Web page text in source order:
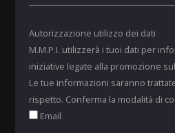
Autorizzazione utilizzo dei dati
M.M.P.I. utilizzerà i tuoi dati per
iniziative legate alla promozione
Le tue informazioni saranno
rispetto. Conferma la modalità di
Email